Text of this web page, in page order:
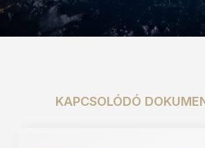
KAPCSOLÓDÓ